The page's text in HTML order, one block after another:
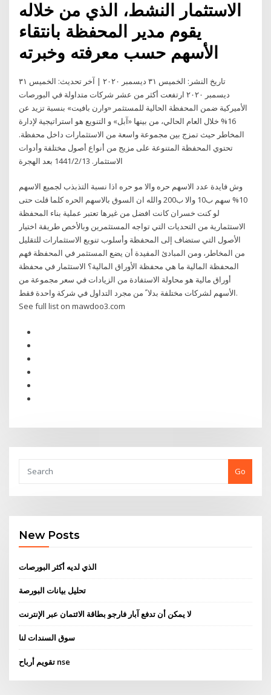
الاستثمار النشط، الذي من خلاله
يقوم مدير المحفظة بانتقاء
الأسهم حسب معرفته وخبرته
تاريخ النشر: الخميس ٣١ ديسمبر ٢٠٢٠ | آخر تحديث: الخميس ٣١
ديسمبر ٢٠٢٠ ارتفعت أكثر من عشر شركات متداولة في البورصات
الأميركية ضمن المحفظة الحالية للمستثمر «وارن بافيت» بنسبة تزيد عن
16% خلال العام الحالي، من بينها «آبل» و التنويع هو استراتيجية لإدارة
المخاطر حيث تمزج بين مجموعة واسعة من الاستثمارات داخل محفظة.
تحتوي المحفظة المتنوعة على مزيج من أنواع أصول مختلفة وأدوات
الاستثمار. 13‏‏/2‏‏/1441 بعد الهجرة
وش فايدة عدد الاسهم حره والا مو حره اذا نسبة التذبذب لجميع الاسهم
10% سهم ب10 والا ب200 والله ان السوق بالاسهم الحره كلما قلت حتى
لو كنت خسران كانت افضل من غيرها تعتبر عملية بناء المحفظة
الاستثمارية من التحديات التي تواجه المستثمرين وبالأخص طريقة اختيار
الأصول التي ستضاف إلى المحفظة وأسلوب تنويع الاستثمارات للتقليل
من المخاطر، ومن المبادئ المفيدة أن يضع المستثمر في المحفظة فهم
المحفظة المالية ما هي محفظة الأوراق المالية؟ الاستثمار في محفظة
أوراق مالية هو محاولة الاستفادة من الزيادات في سعر مجموعة من
الأسهم لشركات مختلفة بدلا ً من مجرد التداول في شركة واحدة فقط.
See full list on mawdoo3.com
Go
New Posts
الذي لديه أكثر البورصات
تحليل بيانات البورصة
لا يمكن أن تدفع آبار فارجو بطاقة الائتمان عبر الإنترنت
سوق السندات لنا
تقويم أرباح nse